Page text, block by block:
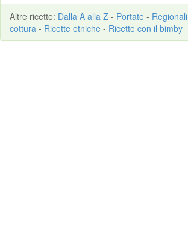
Altre ricette: Dalla A alla Z - Portate - Regionali
cottura - Ricette etniche - Ricette con il bimby